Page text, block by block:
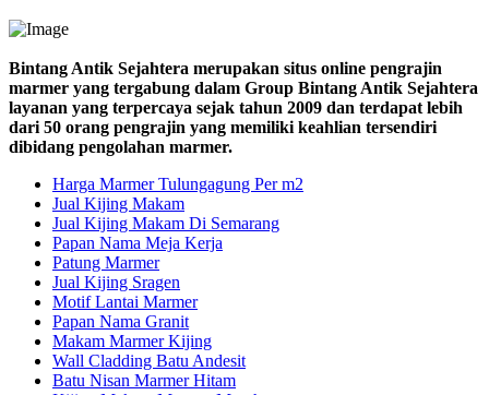
Bintang Antik Sejahtera merupakan situs online pengrajin
marmer yang tergabung dalam Group Bintang Antik Sejahtera
layanan yang terpercaya sejak tahun 2009 dan terdapat lebih
dari 50 orang pengrajin yang memiliki keahlian tersendiri
dibidang pengolahan marmer.
Harga Marmer Tulungagung Per m2
Jual Kijing Makam
Jual Kijing Makam Di Semarang
Papan Nama Meja Kerja
Patung Marmer
Jual Kijing Sragen
Motif Lantai Marmer
Papan Nama Granit
Makam Marmer Kijing
Wall Cladding Batu Andesit
Batu Nisan Marmer Hitam